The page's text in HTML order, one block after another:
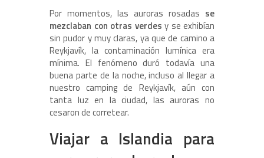
Por momentos, las auroras rosadas se
mezclaban con otras verdes y se exhibían
sin pudor y muy claras, ya que de camino a
Reykjavík, la contaminación lumínica era
mínima. El fenómeno duró todavía una
buena parte de la noche, incluso al llegar a
nuestro camping de Reykjavík, aún con
tanta luz en la ciudad, las auroras no
cesaron de corretear.
Viajar a Islandia para